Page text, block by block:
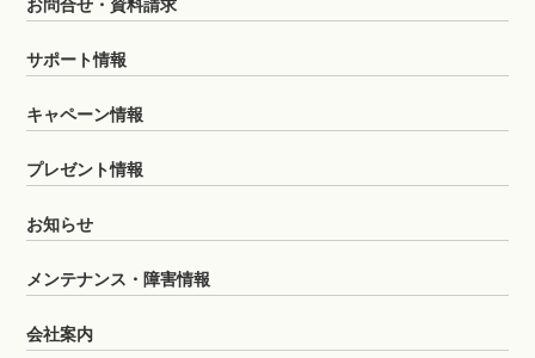
お問合せ・資料請求
サポート情報
キャペーン情報
プレゼント情報
お知らせ
メンテナンス・障害情報
会社案内